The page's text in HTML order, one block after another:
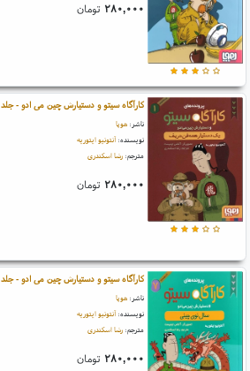
۲۸۰,۰۰۰ تومان
کارآگاه سیتو و دستیارش چین می ادو - جلد ۱
ناشر: هوپا
نویسنده: آنتونیو ایتوریه
مترجم: رضا اسکندری
۲۸۰,۰۰۰ تومان
کارآگاه سیتو و دستیارش چین می ادو - جلد ۷
ناشر: هوپا
نویسنده: آنتونیو ایتوریه
مترجم: رضا اسکندری
۲۸۰,۰۰۰ تومان